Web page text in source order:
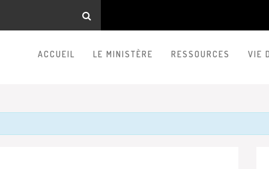
ACCUEIL LE MINISTÈRE RESSOURCES VIE